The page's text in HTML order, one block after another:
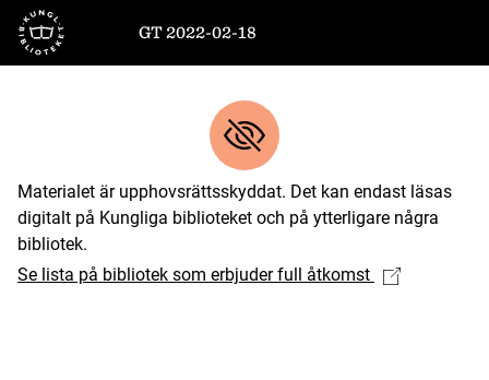
Till startsidan
GT 2022-02-18
Materialet är upphovsrättsskyddat. Det kan endast läsas
digitalt på Kungliga biblioteket och på ytterligare några
bibliotek.
Se lista på bibliotek som erbjuder full åtkomst